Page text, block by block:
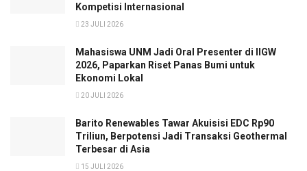
Kompetisi Internasional
23 JULI 2026
Mahasiswa UNM Jadi Oral Presenter di IIGW
2026, Paparkan Riset Panas Bumi untuk
Ekonomi Lokal
20 JULI 2026
Barito Renewables Tawar Akuisisi EDC Rp90
Triliun, Berpotensi Jadi Transaksi Geothermal
Terbesar di Asia
15 JULI 2026